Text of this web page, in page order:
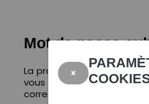
Mot de passe
La procédure de
vous sera envoyé à
correspondante :
×